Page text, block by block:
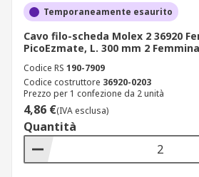
supporto tecnico specializzato e
Tipi di cavi filo scheda
Il catalogo RS copre ogni esigenza
cavi assemblati specializzati per
prestazione:
cavi filo-scheda con
Temporaneamente esaurito
Cavo filo-scheda Molex 2 36920
PicoEzmate, L. 300 mm 2
Codice RS 190-7909
Codice costruttore 36920-0203
Prezzo per 1 confezione da 2 unità
4,86 €(IVA esclusa)
Quantità